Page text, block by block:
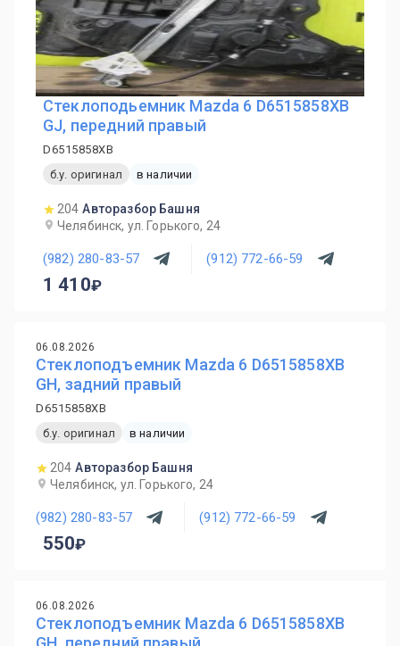
Стеклоподьемник Mazda 6 D6515858XB
GJ, передний правый
D6515858XB
б.у. оригинал
в наличии
204 Авторазбор Башня
Челябинск, ул. Горького, 24
(982) 280-83-57 (912) 772-66-59
1 410
06.08.2026
Стеклоподъемник Mazda 6 D6515858XB
GH, задний правый
D6515858XB
б.у. оригинал
в наличии
204 Авторазбор Башня
Челябинск, ул. Горького, 24
(982) 280-83-57 (912) 772-66-59
550
06.08.2026
Стеклоподъемник Mazda 6 D6515858XB